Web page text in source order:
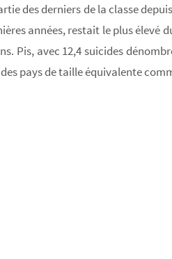
des derniers de la classe
années, restait le plus élevé
Pis, avec 12,4 suicides
pays de taille équivalente